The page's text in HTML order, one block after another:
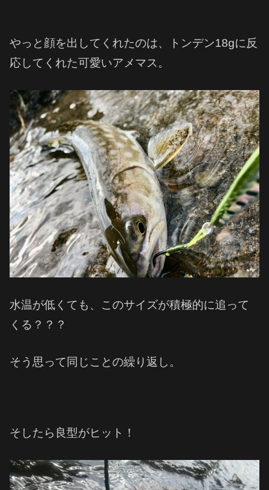
やっと顔を出してくれたのは、トンデン18gに反
応してくれた可愛いアメマス。
水温が低くても、このサイズが積極的に追って
くる？？？
そう思って同じことの繰り返し。
そしたら良型がヒット！